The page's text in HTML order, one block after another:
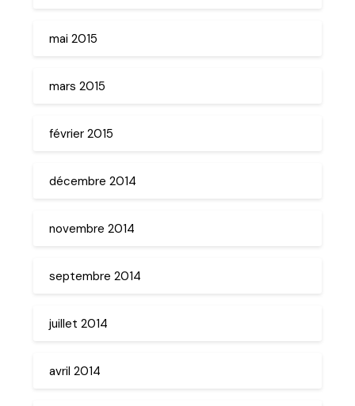
mai 2015
mars 2015
février 2015
décembre 2014
novembre 2014
septembre 2014
juillet 2014
avril 2014